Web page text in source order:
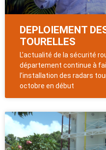
DEPLOIEMENT
TOURELLES
L’actualité de la sécurité
département continue à
l’installation des radars
octobre en début